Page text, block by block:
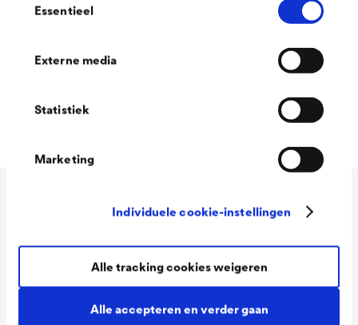
Essentieel
Externe media
Statistiek
Marketing
Individuele cookie-instellingen
Alle accepteren en verder gaan
Alle tracking cookies weigeren
Hoog dekvermogen en goede kantendekking
Hoge witheidsgraad
Technische gegevens
90 - 110 ml/m²
Colour tones
Wit